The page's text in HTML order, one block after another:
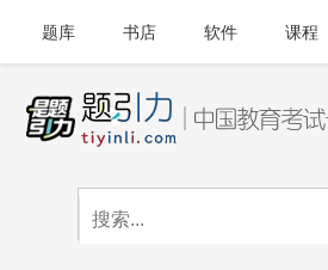
题库 书店 软件
课程
APP下载